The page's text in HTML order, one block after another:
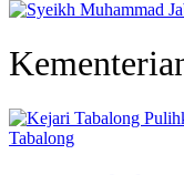
Tabalong